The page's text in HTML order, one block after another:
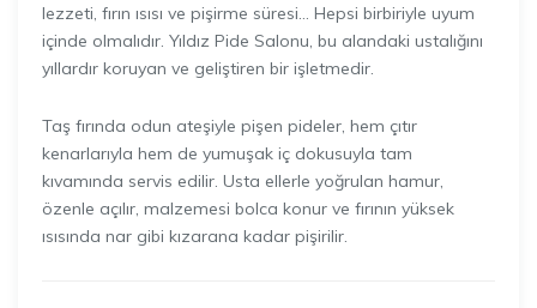
lezzeti, fırın ısısı ve pişirme süresi… Hepsi birbiriyle uyum
içinde olmalıdır. Yıldız Pide Salonu, bu alandaki ustalığını
yıllardır koruyan ve geliştiren bir işletmedir.
Taş fırında odun ateşiyle pişen pideler, hem çıtır
kenarlarıyla hem de yumuşak iç dokusuyla tam
kıvamında servis edilir. Usta ellerle yoğrulan hamur,
özenle açılır, malzemesi bolca konur ve fırının yüksek
ısısında nar gibi kızarana kadar pişirilir.